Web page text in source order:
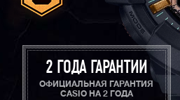
2 ГОДА ГАРАНТИИ
ОФИЦИАЛЬНАЯ ГАРАНТИЯ
CASIO НА 2 ГОДА